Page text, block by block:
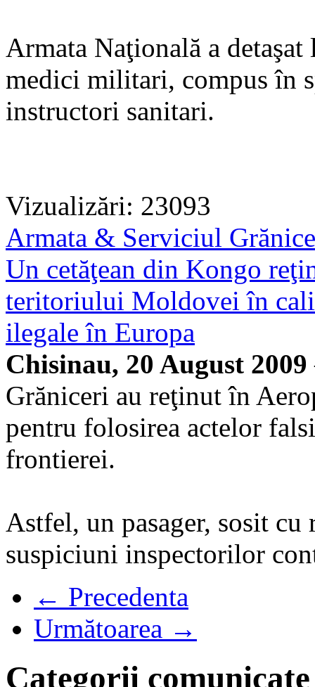
Armata Naţională a
medici militari, compus în
instructori sanitari.
Vizualizări: 23093
Armata & Serviciul
Un cetăţean din Kongo
teritoriului Moldovei în
ilegale în Europa
Chisinau, 20 August 2009
Grăniceri au reţinut în
pentru folosirea actelor
frontierei.
Astfel, un pasager, sosit
suspiciuni inspectorilor
← Precedenta
Următoarea →
Categorii comunicate